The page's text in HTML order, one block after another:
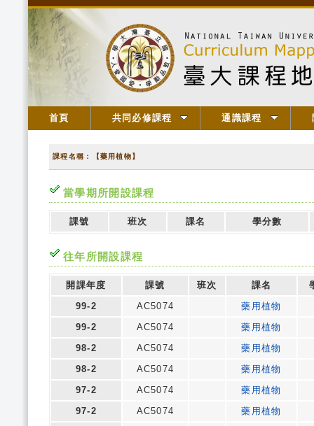
首頁 共同必修課程 通識課程
課程名稱：【藥用植物】
當學期所開設課程
課號 班次 課名 學分數
往年所開設課程
開課年度 課號 班次 課名
99-2
AC5074
藥用植物
99-2
AC5074
藥用植物
98-2
AC5074
藥用植物
98-2
AC5074
藥用植物
97-2
AC5074
藥用植物
97-2
AC5074
藥用植物